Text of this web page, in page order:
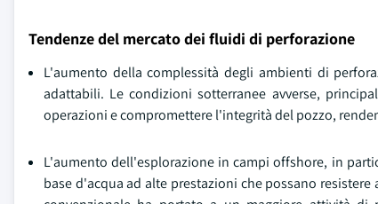
Tendenze del mercato dei fluidi di perforazione
L'aumento della complessità degli ambienti di
adattabili. Le condizioni sotterranee avverse,
operazioni e compromettere l'integrità del pozzo,
L'aumento dell'esplorazione in campi offshore, in
base d'acqua ad alte prestazioni che possano